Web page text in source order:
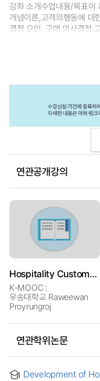
강좌 소개수업내용/목표이
개념이론,고객의행동에 대
결정 요인, 구매 의사결정,
연관공개강의
Hospitality Customer Behavior and Insights
K-MOOC
우송대학교 Raweewan
Proyrungroj
연관학위논문
Development of